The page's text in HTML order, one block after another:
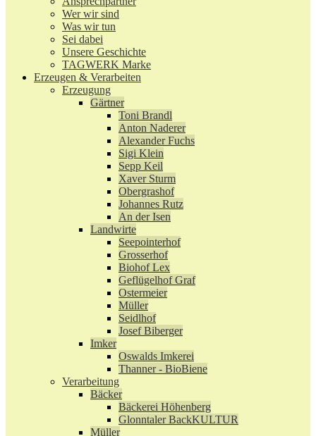
Wer wir sind
Was wir tun
Sei dabei
Unsere Geschichte
TAGWERK Marke
Erzeugen & Verarbeiten
Erzeugung
Gärtner
Toni Brandl
Anton Naderer
Alexander Fuchs
Sigi Klein
Sepp Keil
Xaver Sturm
Obergrashof
Johannes Rutz
An der Isen
Landwirte
Seepointerhof
Grosserhof
Biohof Lex
Geflügelhof Graf
Ostermeier
Müller
Seidlhof
Josef Biberger
Imker
Oswalds Imkerei
Thanner - BioBiene
Verarbeitung
Bäcker
Bäckerei Höhenberg
Glonntaler BackKULTUR
Müller